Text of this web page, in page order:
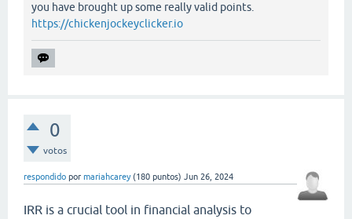
you have brought up some really valid points.
https://chickenjockeyclicker.io
0
votos
respondido por mariahcarey (180 puntos) Jun 26, 2024
IRR is a crucial tool in financial analysis to